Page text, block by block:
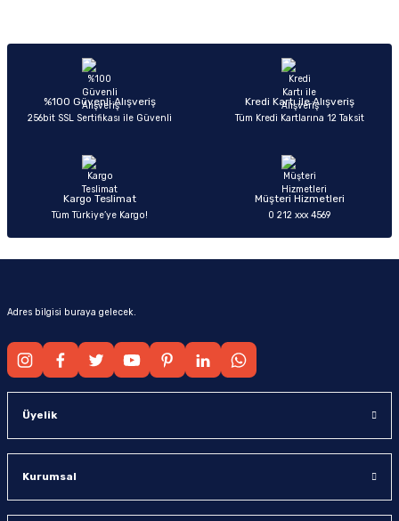
Ürün açıklamasında eksik bilgiler bulunuyor.
Ürün bilgilerinde hatalar bulunuyor.
Ürün fiyatı diğer sitelerden daha pahalı.
Sitemize ilk yorumu siz yapın!
%100 Güvenli Alışveriş
256bit SSL Sertifikası ile Güvenli
Kredi Kartı ile Alışveriş
Tüm Kredi Kartlarına 12 Taksit
Kargo Teslimat
Tüm Türkiye’ye Kargo!
Müşteri Hizmetleri
0 212 xxx 4569
Adres bilgisi buraya gelecek.
Üyelik
Kurumsal